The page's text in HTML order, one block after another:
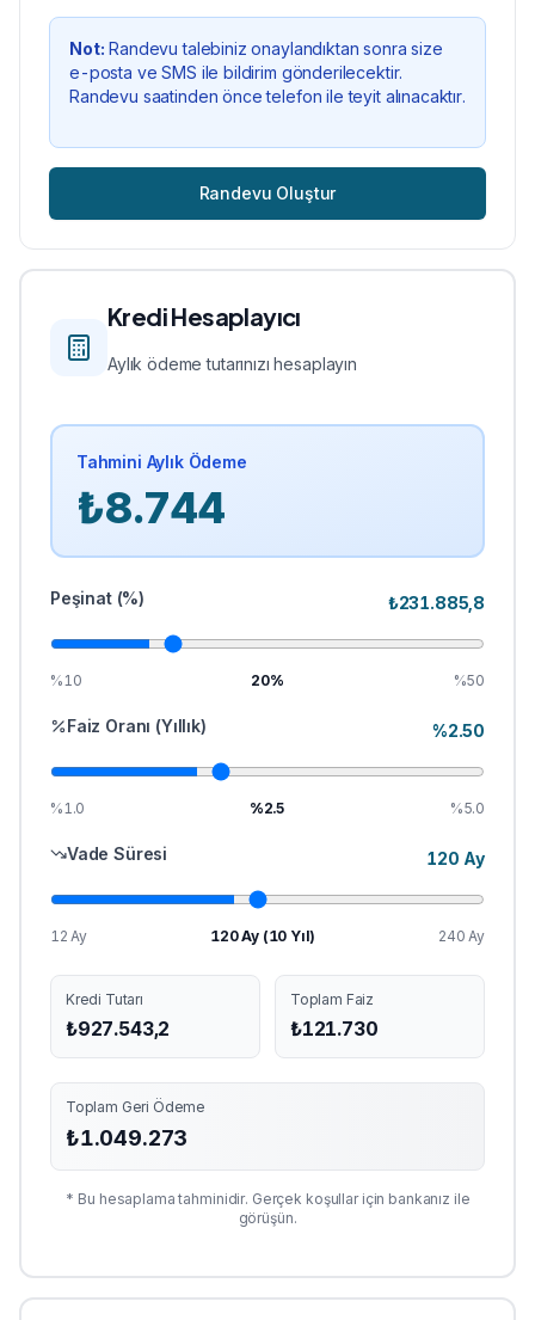
Not: Randevu talebiniz onaylandıktan sonra size
e-posta ve SMS ile bildirim gönderilecektir.
Randevu saatinden önce telefon ile teyit alınacaktır.
Randevu Oluştur
Kredi Hesaplayıcı
Aylık ödeme tutarınızı hesaplayın
Tahmini Aylık Ödeme
₺8.744
Peşinat (%) ₺231.885,8
%10 20% %50
Faiz Oranı (Yıllık) %2.50
%1.0 %2.5 %5.0
Vade Süresi 120 Ay
12 Ay 120Ay (10 Yıl) 240 Ay
Kredi Tutarı
₺927.543,2
Toplam Faiz
₺121.730
Toplam Geri Ödeme
₺1.049.273
* Bu hesaplama tahminidir. Gerçek koşullar için bankanız ile
görüşün.